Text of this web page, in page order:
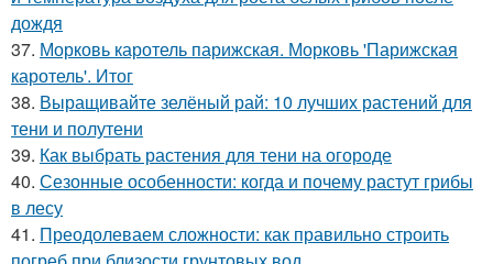
дождя
37. Морковь каротель парижская. Морковь 'Парижская
каротель'. Итог
38. Выращивайте зелёный рай: 10 лучших растений для
тени и полутени
39. Как выбрать растения для тени на огороде
40. Сезонные особенности: когда и почему растут грибы
в лесу
41. Преодолеваем сложности: как правильно строить